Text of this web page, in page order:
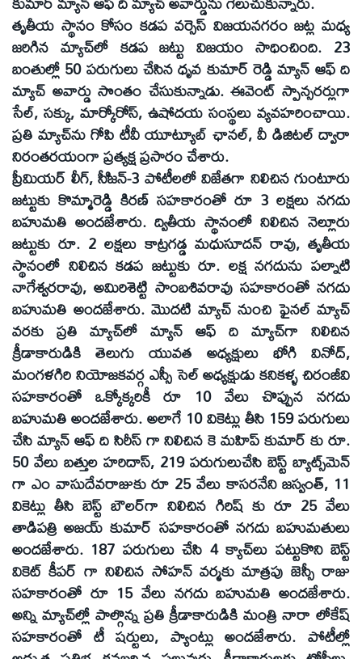
తృతీయ స్థానం కోసం కడప వర్సెస్‌ విజయనగరం జట్ల మధ్య
జరిగిన మ్యాచ్‌లో కడప జట్టు విజయం సాధించింది. 23
బంతుల్లో 50 పరుగులు చేసిన ధృవ కుమార్‌ రెడ్డి మ్యాన్‌ ఆఫ్‌ ది
మ్యాచ్‌ అవార్డు సొంతం చేసుకున్నాడు. ఈవెంట్‌ స్పాన్సరర్లుగా
సేల్‌, సక్కు, మార్కోరోస్‌, ఉషోదయ సంస్థలు వ్యవహరించాయి.
ప్రతి మ్యాచ్‌ను గోపి టీవీ యూట్యూబ్‌ ఛానల్‌, వీ డిజిటల్‌ ద్వారా
నిరంతరయంగా ప్రత్యక్ష ప్రసారం చేశారు.
ప్రీమియర్‌ లీగ్‌, సీిజన్‌-3 పోటీలలో విజేతగా నిలిచిన గుంటూరు
జట్టుకు కొమ్మారెడ్డి కిరణ్‌ సహకారంతో రూ 3 లక్షలు నగదు
బహుమతి అందజేశారు. ద్వితీయ స్థానంలో నిలిచిన నెల్లూరు
జట్టుకు రూ. 2 లక్షలు కాట్రగడ్డ మధుసూదన్‌ రావు, తృతీయ
స్థానంలో నిలిచిన కడప జట్టుకు రూ. లక్ష నగదును పల్నాటి
నాగేశ్వరరావు, అమిరిశెట్టి సాంబశివరావు సహకారంతో నగదు
బహుమతి అందజేశారు. మొదటి మ్యాచ్‌ నుంచి ఫైనల్‌ మ్యాచ్‌
వరకు ప్రతి మ్యాచ్‌లో మ్యాన్‌ ఆఫ్‌ ది మ్యాచ్‌గా నిలిచిన
క్రీడాకారుడికి తెలుగు యువత అధ్యక్షులు భోగి వినోద్‌,
మంగళగిరి నియోజకవర్గ ఎస్సీ సెల్‌ అధ్యక్షుడు కనికళ్ళ చిరంజీవి
సహకారంతో ఒక్కోక్కరికీ రూ 10 వేలు చొప్పున నగదు
బహుమతి అందజేశారు. అలాగే 10 వికెట్లు తీసి 159 పరుగులు
చేసి మ్యాన్‌ ఆఫ్‌ ది సిరీస్‌ గా నిలిచిన కె మహిప్‌ కుమార్‌ కు రూ.
50 వేలు బత్తుల హరిదాస్‌, 219 పరుగులుచేసి బెస్ట్‌ బ్యాట్స్‌మెన్‌
గా ఎం వాసుదేవరాజుకు రూ 25 వేలు కాసరనేని జస్వంత్‌, 11
వికెట్లు తీసి బెస్ట్‌ బౌలర్‌గా నిలిచిన గిరిష్‌ కు రూ 25 వేలు
తాడిపత్రి అజయ్‌ కుమార్‌ సహకారంతో నగదు బహుమతులు
అందజేశారు. 187 పరుగులు చేసి 4 క్యాచ్‌లు పట్టుకొని బెస్ట్‌
వికెట్‌ కీపర్‌ గా నిలిచిన సోహన్‌ వర్మకు మాత్రపు జెస్సీ రాజు
సహకారంతో రూ 15 వేలు నగదు బహుమతి అందజేశారు.
అన్ని మ్యాచ్‌ల్లో పాల్గొన్న ప్రతి క్రీడాకారుడికి మంత్రి నారా లోకేష్‌
సహకారంతో టీ షర్టులు, ప్యాంట్లు అందజేశారు. పోటీల్లో